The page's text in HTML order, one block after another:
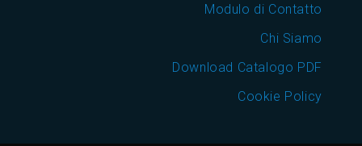
Modulo di Contatto
Chi Siamo
Download Catalogo PDF
Cookie Policy